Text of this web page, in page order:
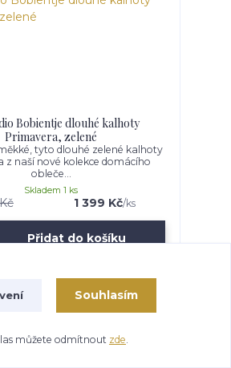
Bobientje dlouhé kalhoty
Primavera, zelené
tyto dlouhé zelené kalhoty
z naší nové kolekce domácího
obleče...
1 399 Kč/ks
Skladem 1 ks
Přidat do košíku
Souhlasím
můžete odmítnout zde